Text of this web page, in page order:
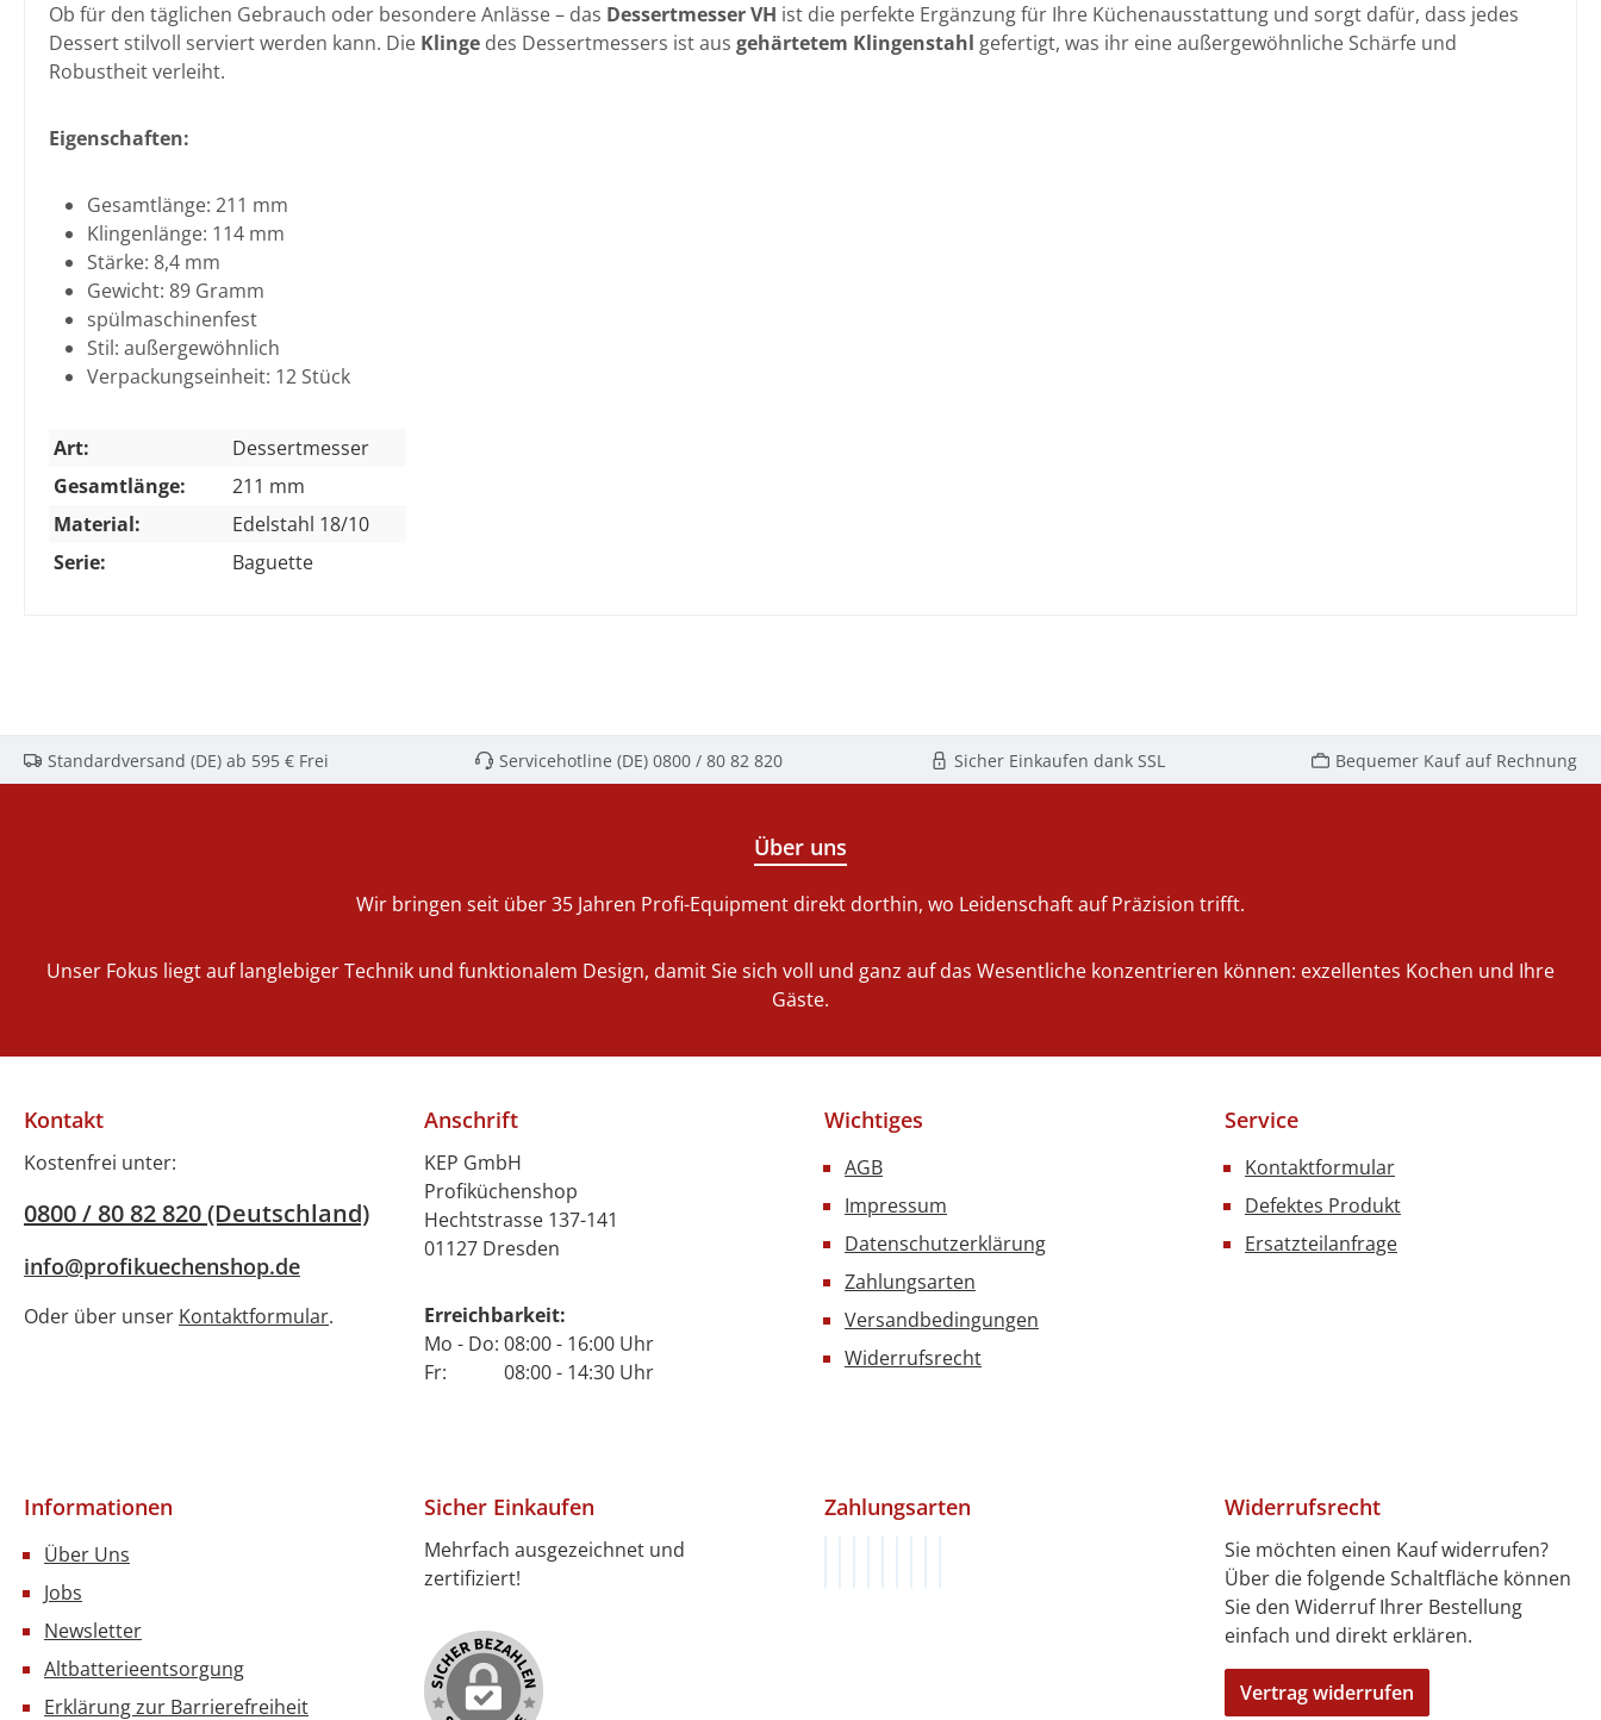
Ob für den täglichen Gebrauch oder besondere Anlässe – das Dessertmesser VH ist die perfekte Ergänzung für Ihre Küchenausstattung und sorgt dafür, dass jedes
Dessert stilvoll serviert werden kann. Die Klinge des Dessertmessers ist aus gehärtetem Klingenstahl gefertigt, was ihr eine außergewöhnliche Schärfe und
Robustheit verleiht.
Eigenschaften:
Gesamtlänge: 211 mm
Klingenlänge: 114 mm
Stärke: 8,4 mm
Gewicht: 89 Gramm
spülmaschinenfest
Stil: außergewöhnlich
Verpackungseinheit: 12 Stück
Art:
Dessertmesser
Gesamtlänge:
211 mm
Material:
Edelstahl 18/10
Serie:
Baguette
Standardversand (DE) ab 595 € Frei Servicehotline (DE) 0800 / 80 82 820 Sicher Einkaufen dank SSL Bequemer Kauf auf Rechnung
Über uns
Wir bringen seit über 35 Jahren Profi-Equipment direkt dorthin, wo Leidenschaft auf Präzision trifft.
Unser Fokus liegt auf langlebiger Technik und funktionalem Design, damit Sie sich voll und ganz auf das Wesentliche konzentrieren können: exzellentes Kochen und Ihre
Gäste.
Kontakt
Kostenfrei unter:
0800 / 80 82 820 (Deutschland)
info@profikuechenshop.de
Oder über unser Kontaktformular.
Anschrift
KEP GmbH
Profiküchenshop
Hechtstrasse 137-141
01127 Dresden
Erreichbarkeit:
Mo - Do: 08:00 - 16:00 Uhr
Fr: 08:00 - 14:30 Uhr
Wichtiges
AGB
Impressum
Datenschutzerklärung
Zahlungsarten
Versandbedingungen
Widerrufsrecht
Service
Kontaktformular
Defektes Produkt
Ersatzteilanfrage
Informationen
Über Uns
Jobs
Newsletter
Altbatterieentsorgung
Erklärung zur Barrierefreiheit
Sicher Einkaufen
Mehrfach ausgezeichnet und
zertifiziert!
Zahlungsarten Widerrufsrecht
Sie möchten einen Kauf widerrufen?
Über die folgende Schaltfläche können
Sie den Widerruf Ihrer Bestellung
einfach und direkt erklären.
Vertrag widerrufen